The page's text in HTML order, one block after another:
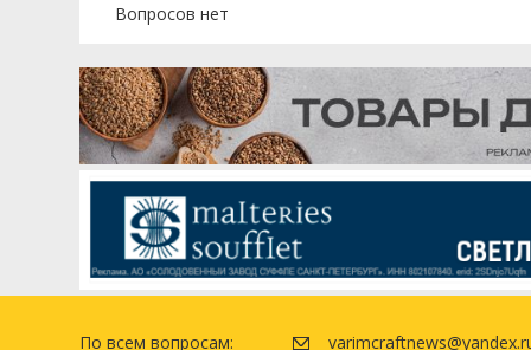
Вопросов нет
По всем вопросам: